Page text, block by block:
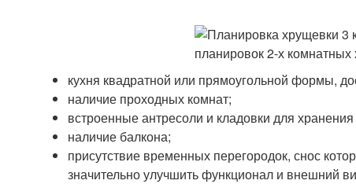
кухня квадратной или прямоугольной формы,
наличие проходных комнат;
встроенные антресоли и кладовки для
наличие балкона;
присутствие временных перегородок, снос
значительно улучшить функционал и внешний